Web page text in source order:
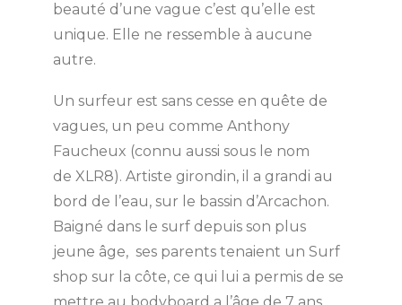
beauté d’une vague c’est qu’elle est
unique. Elle ne ressemble à aucune
autre.
Un surfeur est sans cesse en quête de
vagues, un peu comme Anthony
Faucheux (connu aussi sous le nom
de XLR8). Artiste girondin, il a grandi au
bord de l’eau, sur le bassin d’Arcachon.
Baigné dans le surf depuis son plus
jeune âge, ses parents tenaient un Surf
shop sur la côte, ce qui lui a permis de se